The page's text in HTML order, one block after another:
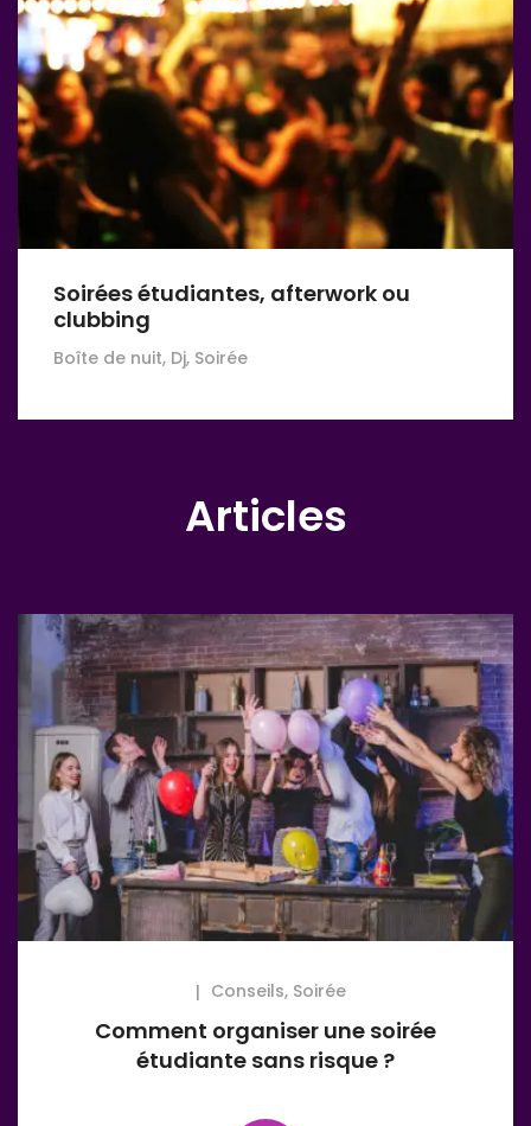
Soirées étudiantes, afterwork ou
clubbing
Boîte de nuit, Dj, Soirée
Articles
Conseils, Soirée
Comment organiser une soirée
étudiante sans risque ?